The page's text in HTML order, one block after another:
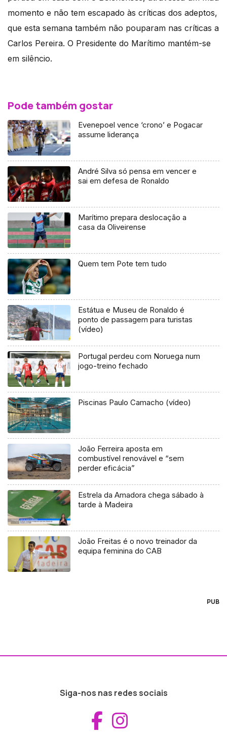
momento e não tem escapado às críticas dos adeptos,
que esta semana também não pouparam nas críticas a
Carlos Pereira. O Presidente do Marítimo mantém-se
em silêncio.
Pode também gostar
Evenepoel vence ‘crono’ e Pogacar
assume liderança
André Silva só pensa em vencer e
sai em defesa de Ronaldo
Marítimo prepara deslocação a
casa da Oliveirense
Quem tem Pote tem tudo
Estátua e Museu de Ronaldo é
ponto de passagem para turistas
(vídeo)
Portugal perdeu com Noruega num
jogo-treino fechado
Piscinas Paulo Camacho (vídeo)
João Ferreira aposta em
combustível renovável e “sem
perder eficácia”
Estrela da Amadora chega sábado à
tarde à Madeira
João Freitas é o novo treinador da
equipa feminina do CAB
PUB
Siga-nos nas redes sociais
Aceder ao